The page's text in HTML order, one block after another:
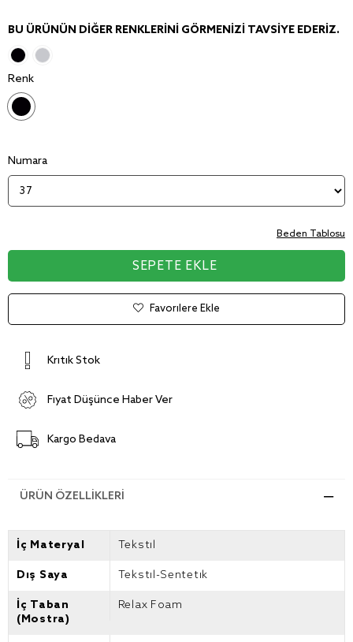
BU ÜRÜNÜN DIĞER RENKLERINI GÖRMENIZI TAVSIYE EDERIZ.
Renk
Numara
Beden Tablosu
Favorilere Ekle
Kritik Stok
Fiyat Düşünce Haber Ver
Kargo Bedava
ÜRÜN ÖZELLIKLERI
İç Materyal Tekstil
Dış Saya Tekstil-Sentetik
İç Taban
(Mostra)
Relax Foam